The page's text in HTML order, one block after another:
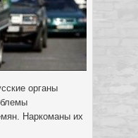
органы
Наркоманы их